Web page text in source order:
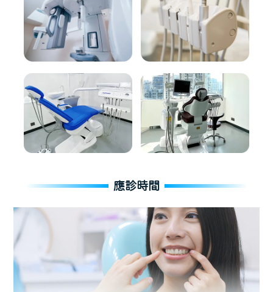
應診時間